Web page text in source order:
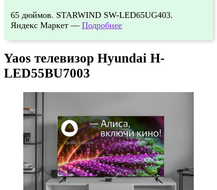
65 дюймов. STARWIND SW-LED65UG403.
Яндекс Маркет — Подробнее
Yaos телевизор Hyundai H-
LED55BU7003